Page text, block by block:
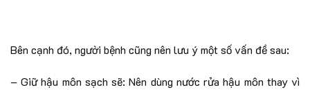
Bên cạnh đó, người bệnh cũng nên lưu ý một số vấn đề sau:
– Giữ hậu môn sạch sẽ: Nên dùng nước rửa hậu môn thay vì